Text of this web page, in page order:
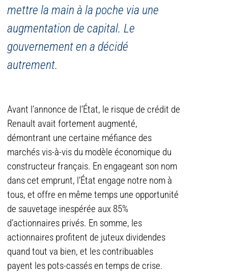
mettre la main à la poche via une
augmentation de capital. Le
gouvernement en a décidé
autrement.
Avant l’annonce de l’État, le risque de crédit de
Renault avait fortement augmenté,
démontrant une certaine méfiance des
marchés vis-à-vis du modèle économique du
constructeur français. En engageant son nom
dans cet emprunt, l’État engage notre nom à
tous, et offre en même temps une opportunité
de sauvetage inespérée aux 85%
d’actionnaires privés. En somme, les
actionnaires profitent de juteux dividendes
quand tout va bien, et les contribuables
payent les pots-cassés en temps de crise.